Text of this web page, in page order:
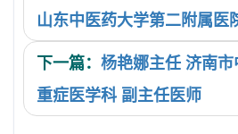
山东中医药大学第二附属医
下一篇： 杨艳娜主任 济南
重症医学科 副主任医师